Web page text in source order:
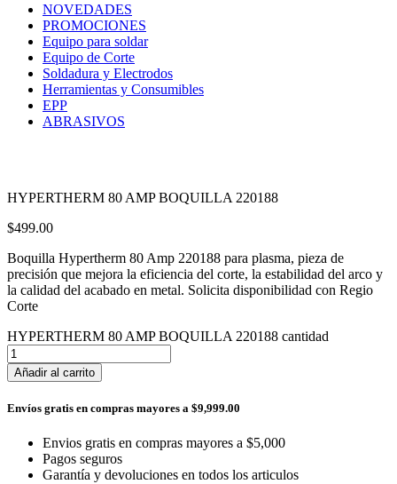
NOVEDADES
PROMOCIONES
Equipo para soldar
Equipo de Corte
Soldadura y Electrodos
Herramientas y Consumibles
EPP
ABRASIVOS
HYPERTHERM 80 AMP BOQUILLA 220188
$499.00
Boquilla Hypertherm 80 Amp 220188 para plasma, pieza de
precisión que mejora la eficiencia del corte, la estabilidad del arco y
la calidad del acabado en metal. Solicita disponibilidad con Regio
Corte
HYPERTHERM 80 AMP BOQUILLA 220188 cantidad
Añadir al carrito
Envíos gratis en compras mayores a $9,999.00
Envios gratis en compras mayores a $5,000
Pagos seguros
Garantía y devoluciones en todos los articulos